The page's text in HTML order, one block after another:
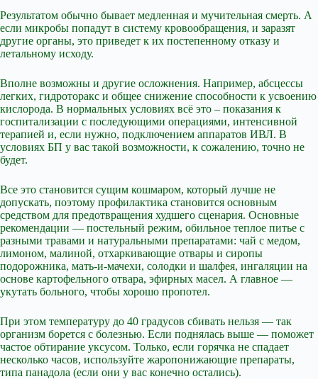
Результатом обычно бывает медленная и мучительная смерть. А
если микробы попадут в систему кровообращения, и заразят
другие органы, это приведет к их постепенному отказу и
летальному исходу.
Вполне возможны и другие осложнения. Например, абсцессы
легких, гидроторакс и общее снижение способности к усвоению
кислорода. В нормальных условиях всё это – показания к
госпитализации с последующими операциями, интенсивной
терапией и, если нужно, подключением аппаратов ИВЛ. В
условиях БП у вас такой возможности, к сожалению, точно не
будет.
Все это становится сущим кошмаром, который лучше не
допускать, поэтому профилактика становится основным
средством для предотвращения худшего сценария. Основные
рекомендации — постельный режим, обильное теплое питье с
разными травами и натуральными препаратами: чай с медом,
лимоном, малиной, отхаркивающие отвары и сиропы
подорожника, мать-и-мачехи, солодки и шалфея, ингаляции на
основе картофельного отвара, эфирных масел. А главное —
укутать больного, чтобы хорошо пропотел.
При этом температуру до 40 градусов сбивать нельзя — так
организм борется с болезнью. Если поднялась выше — поможет
частое обтирание уксусом. Только, если горячка не спадает
несколько часов, используйте жаропонижающие препараты,
типа панадола (если они у вас конечно остались).